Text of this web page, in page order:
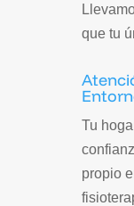
que tu
Tu
propio